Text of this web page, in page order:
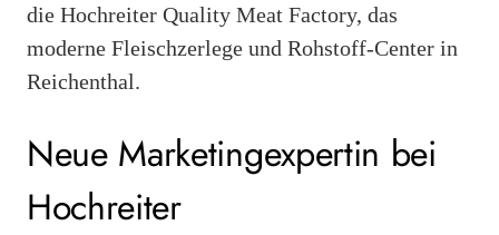
die Hochreiter Quality Meat Factory, das
moderne Fleischzerlege und Rohstoff-Center in
Reichenthal.
Neue Marketingexpertin bei
Hochreiter